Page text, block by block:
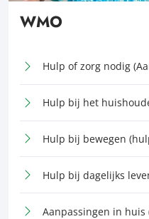
WMO
Hulp of zorg nodig
Hulp bij het
Hulp bij bewegen
Hulp bij dagelijks
Aanpassingen in